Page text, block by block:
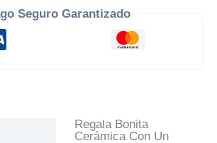
Seguro Garantizado
Regala Bonita
Cerámica Con Un